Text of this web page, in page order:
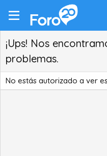
¡Ups! Nos
problemas.
No estás autorizado a ver